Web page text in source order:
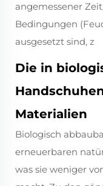
angemessener
Bedingungen
ausgesetzt sind, z
Die in
Materialien
Biologisch
erneuerbaren
was sie weniger